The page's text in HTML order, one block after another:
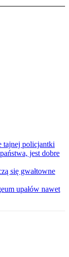
tajnej policjantki
jest dobre
się gwałtowne
upałów nawet